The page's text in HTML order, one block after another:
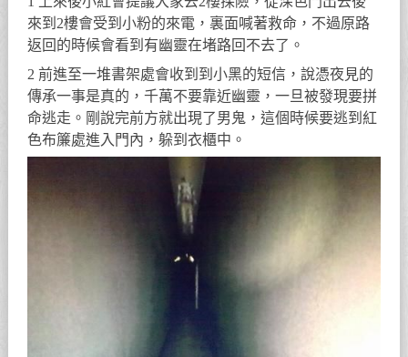
來到2樓會受到小粉的來電，裏面喊著救命，不過原路
返回的時候會看到有幽靈在堵路回不去了。
2 前進至一堆書架處會收到到小黑的短信，說憑夜見的
傳承一事是真的，千萬不要靠近幽靈，一旦被發現要拼
命逃走。剛說完前方就出現了男鬼，這個時候要逃到紅
色布簾處進入門內，躲到衣櫃中。